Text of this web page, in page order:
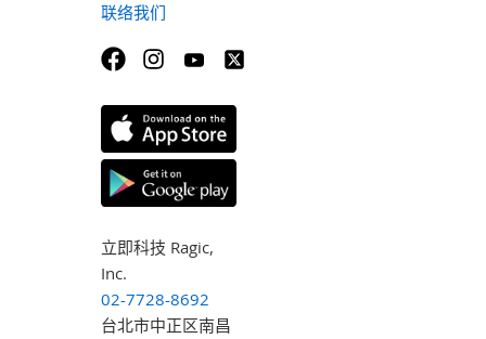
联络我们
立即科技 Ragic,
Inc.
02-7728-8692
台北市中正区南昌